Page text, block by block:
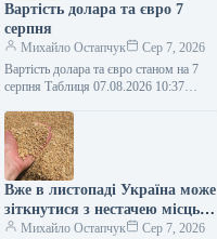
Вартість долара та євро 7
серпня
Михайло Остапчук
Сер 7, 2026
Вартість долара та євро станом на 7
серпня Таблиця 07.08.2026 10:37
дорожчим на 8 копійок, євро…
Вже в листопаді Україна може
зіткнутися з нестачею місць
для зберігання зернових.
Михайло Остапчук Сер 7, 2026